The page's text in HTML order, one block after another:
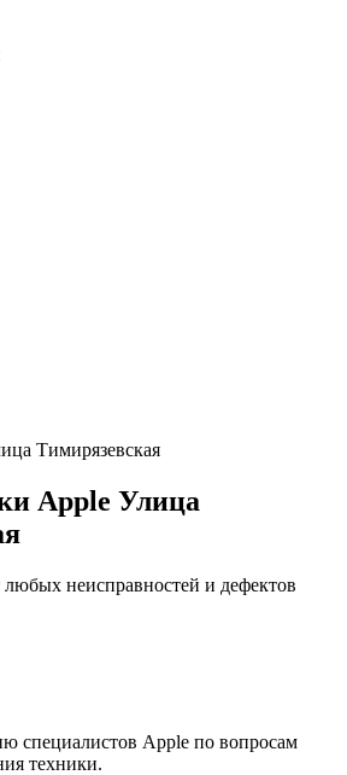
Тимирязевская
Apple Улица
неисправностей и дефектов
специалистов Apple по вопросам
техники.